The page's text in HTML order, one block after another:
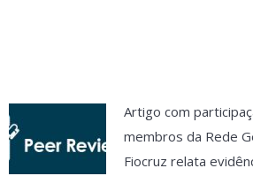
Artigo com
membros da Rede
Fiocruz relata